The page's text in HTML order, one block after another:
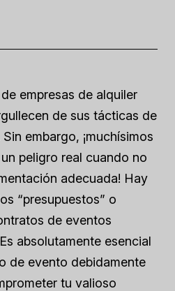
empresas de alquiler
de sus tácticas de
embargo, ¡muchísimos
peligro real cuando no
adecuada! Hay
“presupuestos” o
de eventos
absolutamente esencial
de evento debidamente
tu valioso